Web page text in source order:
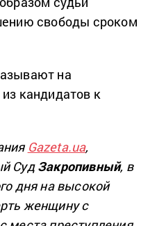
свободы сроком
на
кандидатов к
Gazeta.ua,
СудЗакропивный, в
дня на высокой
женщину с